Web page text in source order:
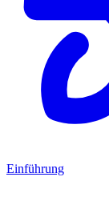
Einführung